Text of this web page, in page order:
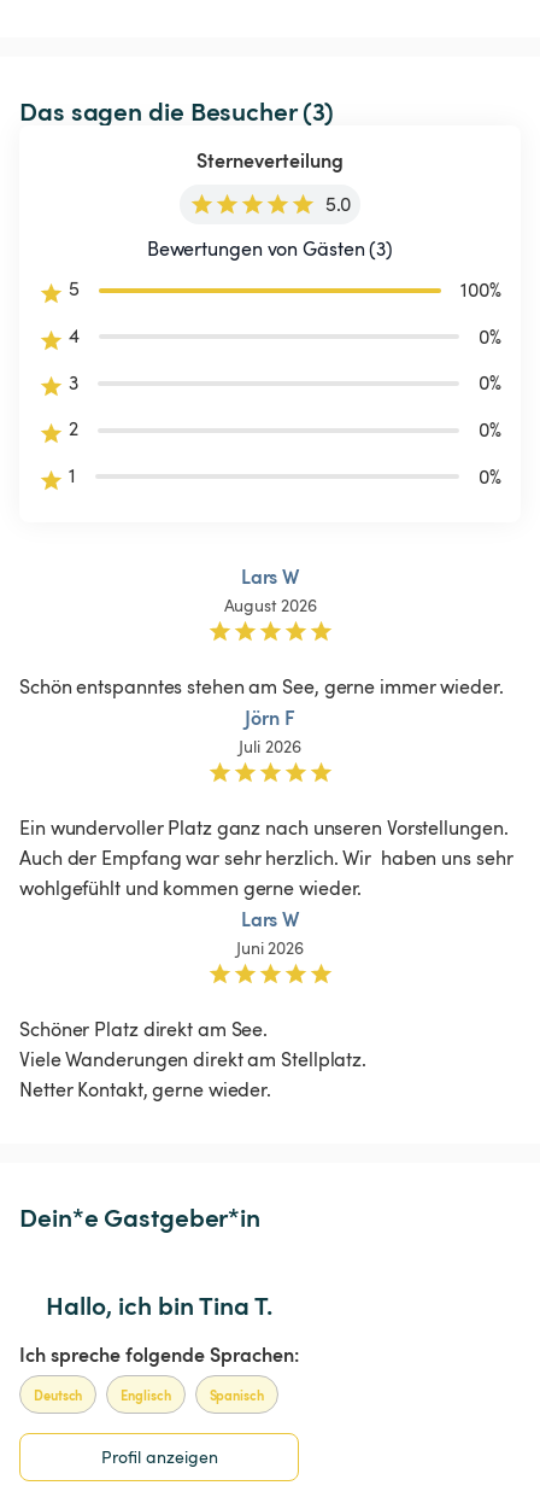
Das sagen die Besucher (3)
Sterneverteilung
5.0
Bewertungen von Gästen (3)
5
100%
4
0%
3
0%
2
0%
1
0%
Lars W
August 2026
Schön entspanntes stehen am See, gerne immer wieder.
Jörn F
Juli 2026
Ein wundervoller Platz ganz nach unseren Vorstellungen.
Auch der Empfang war sehr herzlich. Wir  haben uns sehr
wohlgefühlt und kommen gerne wieder.
Lars W
Juni 2026
Schöner Platz direkt am See.
Viele Wanderungen direkt am Stellplatz.
Netter Kontakt, gerne wieder.
Dein*e Gastgeber*in
Hallo, ich bin Tina T.
Ich spreche folgende Sprachen:
Deutsch Englisch Spanisch
Profil anzeigen